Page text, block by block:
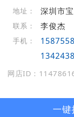
地址： 深圳市
联系： 李俊杰
手机：
网店ID：
一键